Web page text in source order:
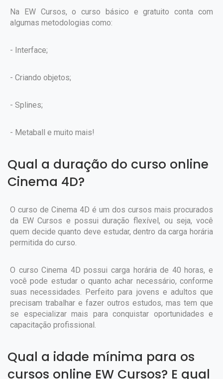
Na EW Cursos, o curso básico e gratuito conta com
algumas metodologias como:
- Interface;
- Criando objetos;
- Splines;
- Metaball e muito mais!
Qual a duração do curso online
Cinema 4D?
O curso de Cinema 4D é um dos cursos mais procurados
da EW Cursos e possui duração flexível, ou seja, você
quem decide quanto deve estudar, dentro da carga horária
permitida do curso.
O curso Cinema 4D possui carga horária de 40 horas, e
você pode estudar o quanto achar necessário, conforme
suas necessidades. Perfeito para jovens e adultos que
precisam trabalhar e fazer outros estudos, mas tem que
se especializar mais para conquistar oportunidades e
capacitação profissional.
Qual a idade mínima para os
cursos online EW Cursos? E qual